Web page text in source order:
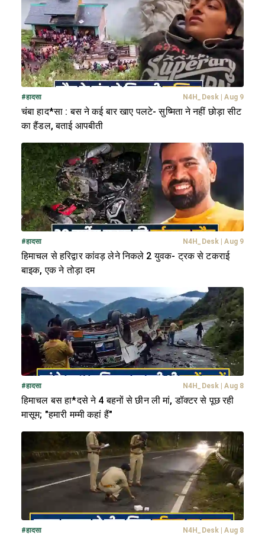
#हादसा N4H_Desk | Aug 9
चंबा हाद*सा : बस ने कई बार खाए पलटे- सुष्मिता ने नहीं छोड़ा सीट
का हैंडल, बताई आपबीती
#हादसा N4H_Desk | Aug 9
हिमाचल से हरिद्वार कांवड़ लेने निकले 2 युवक- ट्रक से टकराई
बाइक, एक ने तोड़ा दम
#हादसा N4H_Desk | Aug 8
हिमाचल बस हा*दसे ने 4 बहनों से छीन ली मां, डॉक्टर से पूछ रही
मासूम; "हमारी मम्मी कहां हैं"
#हादसा N4H_Desk | Aug 8